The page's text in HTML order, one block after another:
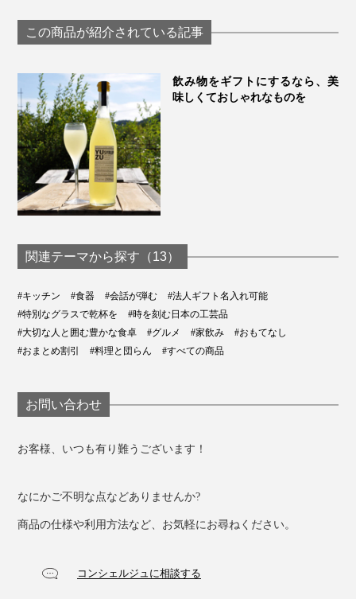
KIKIME
ス
この商品が紹介されている記事
飲み物をギフトにするなら、美
味しくておしゃれなものを
関連テーマから探す（13）
#キッチン #食器 #会話が弾む
#法人ギフト名入れ可能
#特別なグラスで乾杯を
#時を刻む日本の工芸品
#大切な人と囲む豊かな食卓
#グルメ #家飲み
#おもてなし
#おまとめ割引
#料理と団らん #すべての商品
お問い合わせ
お客様、いつも有り難うございます！
なにかご不明な点などありませんか?
商品の仕様や利用方法など、お気軽にお尋ねください。
コンシェルジュに相談する